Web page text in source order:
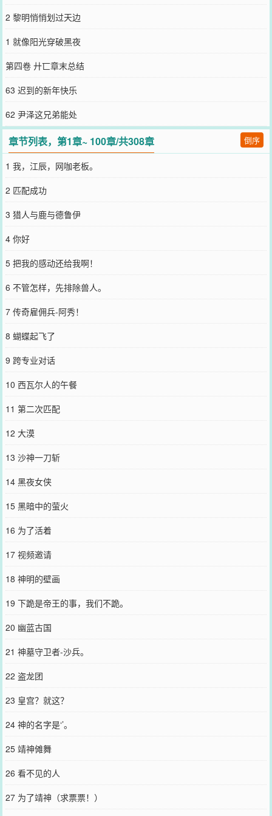
2 黎明悄悄划过天边
1 就像阳光穿破黑夜
第四卷 廾匸章末总结
63 迟到的新年快乐
62 尹泽这兄弟能处
章节列表，第1章~ 100章/共308章 倒序
1 我，江辰，网咖老板。
2 匹配成功
3 猎人与鹿与德鲁伊
4 你好
5 把我的感动还给我啊！
6 不管怎样，先排除兽人。
7 传奇雇佣兵-阿秀！
8 蝴蝶起飞了
9 跨专业对话
10 西瓦尔人的午餐
11 第二次匹配
12 大漠
13 沙神一刀斩
14 黑夜女侠
15 黑暗中的萤火
16 为了活着
17 视频邀请
18 神明的壁画
19 下跪是帝王的事，我们不跪。
20 幽蓝古国
21 神墓守卫者-沙兵。
22 盗龙团
23 皇宫？就这？
24 神的名字是‘’。
25 靖神傩舞
26 看不见的人
27 为了靖神（求票票！）